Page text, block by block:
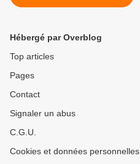
Hébergé par Overblog
Top articles
Pages
Contact
Signaler un abus
C.G.U.
Cookies et données personnelles